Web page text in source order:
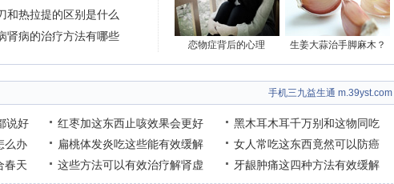
和热拉提的区别是什么
肾病的治疗方法有哪些
恋物症背后的心理 生姜大蒜治手脚麻木？
手机三九益生通 m.39yst.com
说好
么办
春天
红枣加这东西止咳效果会更好
扁桃体发炎吃这些能有效缓解
这些方法可以有效治疗解肾虚
黑木耳木耳千万别和这物同吃
女人常吃这东西竟然可以防癌
牙龈肿痛这四种方法有效缓解